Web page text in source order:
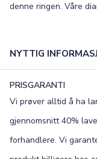
denne ringen. Våre
NYTTIG
PRISGARANTI
Vi prøver alltid å ha
gjennomsnitt 40%
forhandlere. Vi